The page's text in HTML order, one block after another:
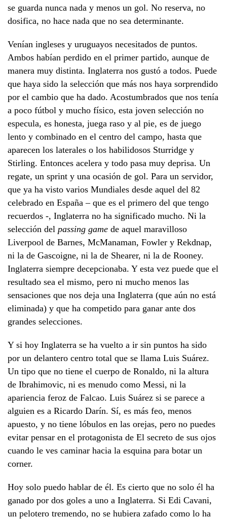
se guarda nunca nada y menos un gol. No reserva, no
dosifica, no hace nada que no sea determinante.
Venían ingleses y uruguayos necesitados de puntos.
Ambos habían perdido en el primer partido, aunque de
manera muy distinta. Inglaterra nos gustó a todos. Puede
que haya sido la selección que más nos haya sorprendido
por el cambio que ha dado. Acostumbrados que nos tenía
a poco fútbol y mucho físico, esta joven selección no
especula, es honesta, juega raso y al pie, es de juego
lento y combinado en el centro del campo, hasta que
aparecen los laterales o los habilidosos Sturridge y
Stirling. Entonces acelera y todo pasa muy deprisa. Un
regate, un sprint y una ocasión de gol. Para un servidor,
que ya ha visto varios Mundiales desde aquel del 82
celebrado en España – que es el primero del que tengo
recuerdos -, Inglaterra no ha significado mucho. Ni la
selección del passing game de aquel maravilloso
Liverpool de Barnes, McManaman, Fowler y Rekdnap,
ni la de Gascoigne, ni la de Shearer, ni la de Rooney.
Inglaterra siempre decepcionaba. Y esta vez puede que el
resultado sea el mismo, pero ni mucho menos las
sensaciones que nos deja una Inglaterra (que aún no está
eliminada) y que ha competido para ganar ante dos
grandes selecciones.
Y si hoy Inglaterra se ha vuelto a ir sin puntos ha sido
por un delantero centro total que se llama Luis Suárez.
Un tipo que no tiene el cuerpo de Ronaldo, ni la altura
de Ibrahimovic, ni es menudo como Messi, ni la
apariencia feroz de Falcao. Luis Suárez si se parece a
alguien es a Ricardo Darín. Sí, es más feo, menos
apuesto, y no tiene lóbulos en las orejas, pero no puedes
evitar pensar en el protagonista de El secreto de sus ojos
cuando le ves caminar hacia la esquina para botar un
corner.
Hoy solo puedo hablar de él. Es cierto que no solo él ha
ganado por dos goles a uno a Inglaterra. Si Edi Cavani,
un pelotero tremendo, no se hubiera zafado como lo ha